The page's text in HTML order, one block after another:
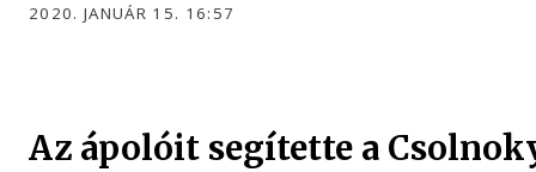
2020. JANUÁR 15. 16:57
Az ápolóit segítette a